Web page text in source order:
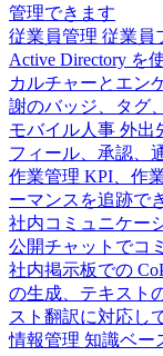
管理できます
従業員管理 従業員
Active Directory を
カルチャーとエン
謝のバッジ、タグ
モバイル人事 外出
フィール、承認、
作業管理 KPI、作
ーマンスを追跡で
社内コミュニケー
公開チャットでコ
社内掲示板での
の生成、テキスト
スト翻訳に対応し
情報管理 知識ベー